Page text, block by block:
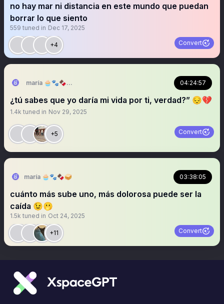
no hay mar ni distancia en este mundo que puedan
borrar lo que siento
559 tuned in Dec 17, 2025
+4 Convert
maría 🧁🐾🍫🥪 (MEH) 04:24:57
¿tú sabes que yo daría mi vida por ti, verdad?” 😔💔
1.4k tuned in Nov 29, 2025
+5 Convert
maría 🧁🐾🍫🥪 03:38:05
cuánto más sube uno, más dolorosa puede ser la
caída 😉🫢
1.5k tuned in Oct 24, 2025
+11 Convert